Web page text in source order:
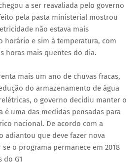
a ser reavaliada pelo governo
pela pasta ministerial mostrou
não estava mais
horário e sim à temperatura, com
horas mais quentes do dia.
mais um ano de chuvas fracas,
do armazenamento de água
o governo decidiu manter o
é uma das medidas pensadas para
nacional. De acordo com a
adiantou que deve fazer nova
o programa permanece em 2018
G1